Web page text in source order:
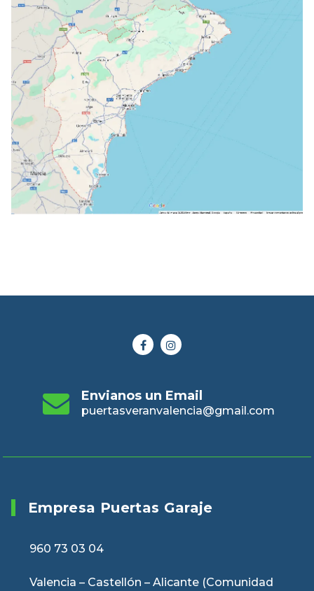
Envianos un Email
puertasveranvalencia@gmail.com
Empresa Puertas Garaje
960 73 03 04
Valencia – Castellón – Alicante (Comunidad